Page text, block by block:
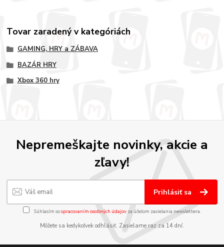
Tovar zaradený v kategóriách
GAMING, HRY a ZÁBAVA
BAZÁR HRY
Xbox 360 hry
Nepremeškajte novinky, akcie a
zľavy!
Prihlásiť sa
Súhlasím sospracovaním osobných údajov za účelom zasielania newslettera.
Môžete sa kedykoľvek odhlásiť. Zasielame raz za 14 dní.